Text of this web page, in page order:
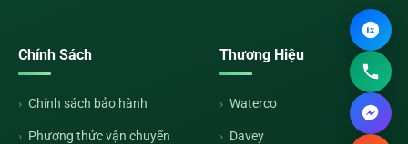
Chính Sách
Chính sách bảo hành
Phương thức vận chuyển
Thương Hiệu
Waterco
Davey